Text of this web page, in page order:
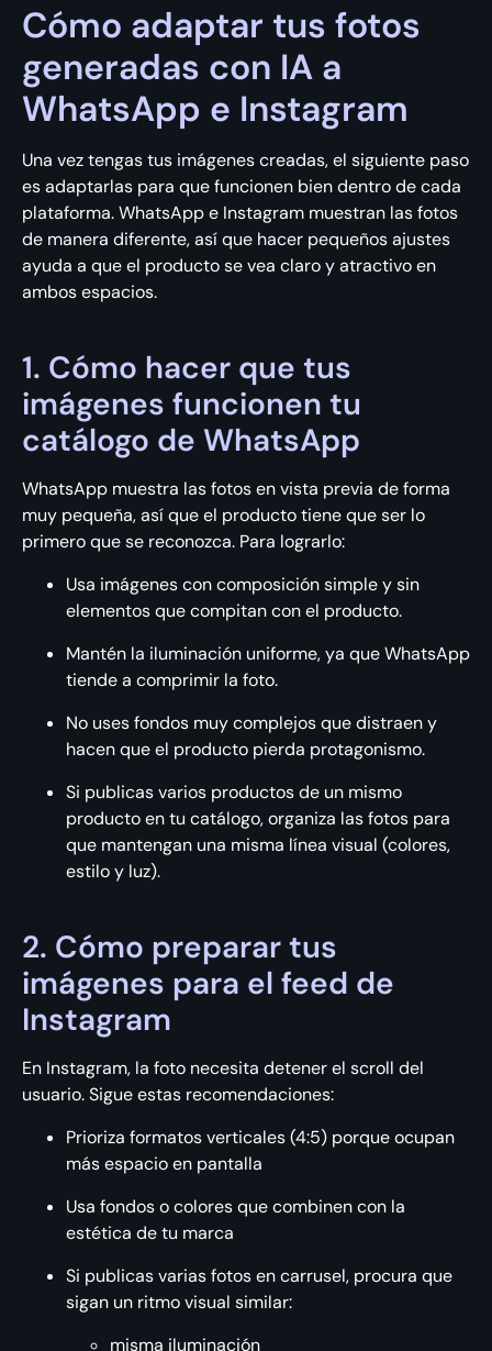
Cómo adaptar tus fotos
generadas con IA a
WhatsApp e Instagram
Una vez tengas tus imágenes creadas, el siguiente paso
es adaptarlas para que funcionen bien dentro de cada
plataforma. WhatsApp e Instagram muestran las fotos
de manera diferente, así que hacer pequeños ajustes
ayuda a que el producto se vea claro y atractivo en
ambos espacios.
1. Cómo hacer que tus
imágenes funcionen tu
catálogo de WhatsApp
WhatsApp muestra las fotos en vista previa de forma
muy pequeña, así que el producto tiene que ser lo
primero que se reconozca. Para lograrlo:
Usa imágenes con composición simple y sin
elementos que compitan con el producto.
Mantén la iluminación uniforme, ya que WhatsApp
tiende a comprimir la foto.
No uses fondos muy complejos que distraen y
hacen que el producto pierda protagonismo.
Si publicas varios productos de un mismo
producto en tu catálogo, organiza las fotos para
que mantengan una misma línea visual (colores,
estilo y luz).
2. Cómo preparar tus
imágenes para el feed de
Instagram
En Instagram, la foto necesita detener el scroll del
usuario. Sigue estas recomendaciones:
Prioriza formatos verticales (4:5) porque ocupan
más espacio en pantalla
Usa fondos o colores que combinen con la
estética de tu marca
Si publicas varias fotos en carrusel, procura que
sigan un ritmo visual similar:
misma iluminación